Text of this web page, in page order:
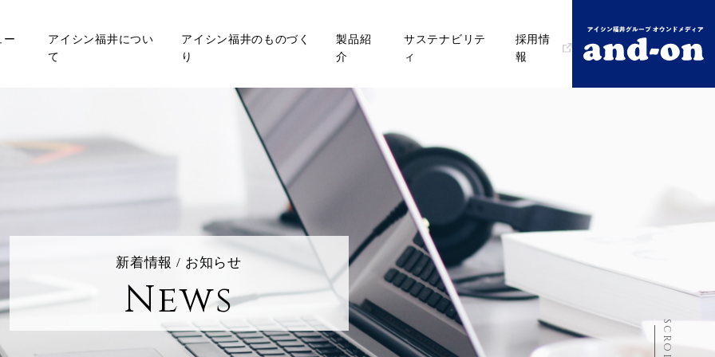
ー
アイシン福井につい
て
アイシン福井のものづく
り
製品紹
介
サステナビリテ
ィ
採用情
報
新着情報 / お知らせ
News
SCROLL